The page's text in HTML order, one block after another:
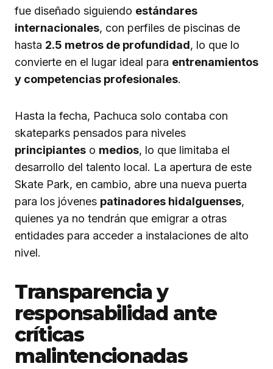
fue diseñado siguiendo estándares
internacionales, con perfiles de piscinas de
hasta 2.5 metros de profundidad, lo que lo
convierte en el lugar ideal para entrenamientos
y competencias profesionales.
Hasta la fecha, Pachuca solo contaba con
skateparks pensados para niveles
principiantes o medios, lo que limitaba el
desarrollo del talento local. La apertura de este
Skate Park, en cambio, abre una nueva puerta
para los jóvenes patinadores hidalguenses,
quienes ya no tendrán que emigrar a otras
entidades para acceder a instalaciones de alto
nivel.
Transparencia y
responsabilidad ante
críticas
malintencionadas